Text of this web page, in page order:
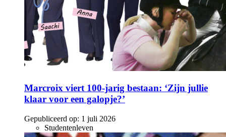
Marcroix viert 100-jarig bestaan: ‘Zijn jullie
klaar voor een galopje?’
Gepubliceerd op: 1 juli 2026
Studentenleven